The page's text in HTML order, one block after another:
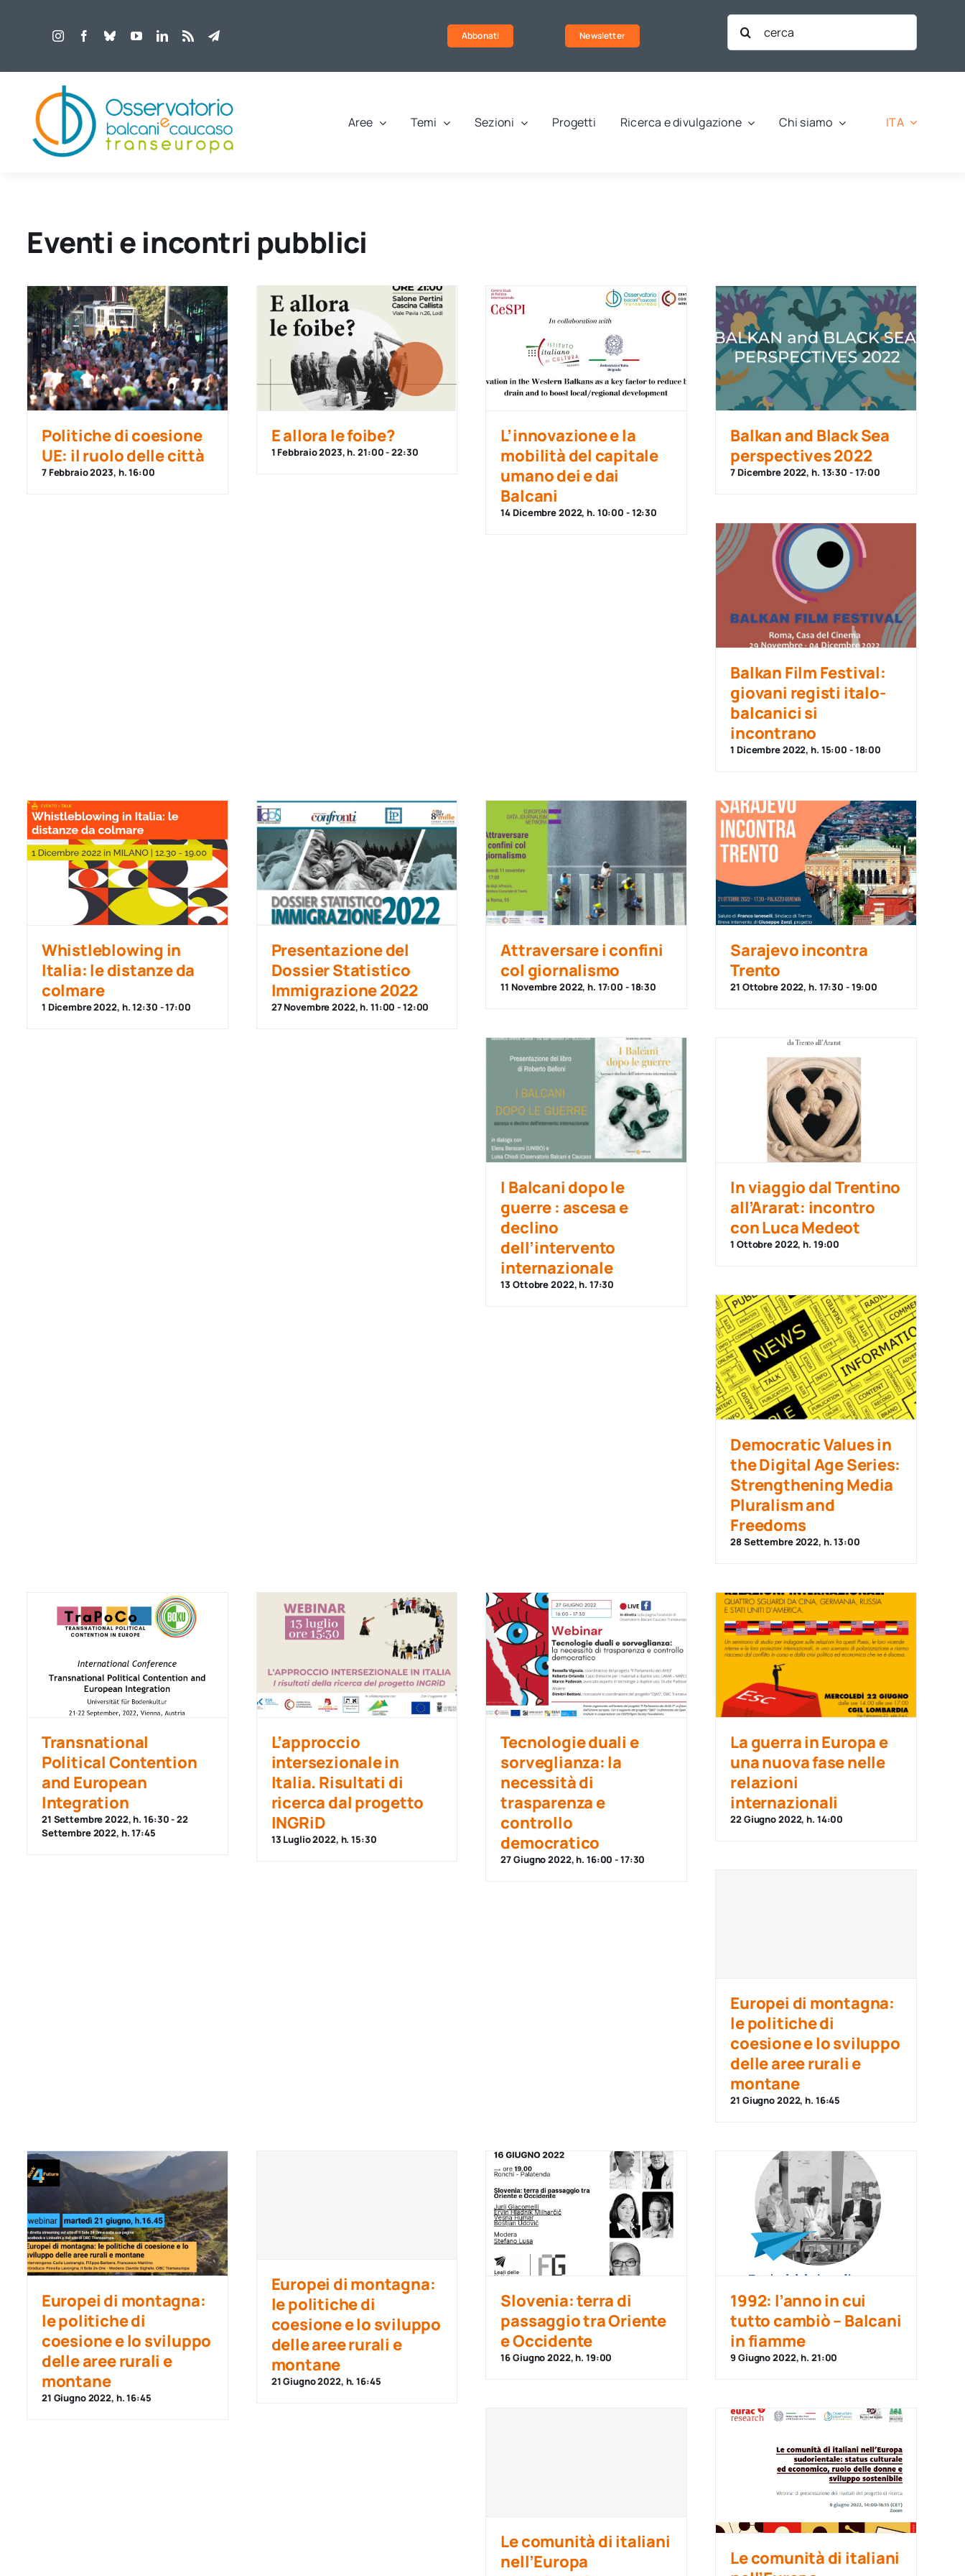
Abbonati Newsletter
Cerca
per:
Aree Temi Sezioni Progetti Ricerca e divulgazione Chi siamo ITA
Eventi e incontri pubblici
Politiche di coesione
UE: il ruolo delle città
7 Febbraio 2023, h. 16:00
E allora le foibe?
1 Febbraio 2023, h. 21:00-22:30
L’innovazione e la
mobilità del capitale
umano dei e dai
Balcani
14 Dicembre 2022, h. 10:00 -12:30
Balkan and Black Sea
perspectives 2022
7 Dicembre 2022, h. 13:30 -17:00
Balkan Film Festival:
giovani registi italo-
balcanici si
incontrano
1 Dicembre 2022, h. 15:00 -18:00
Whistleblowing in
Italia: le distanze da
colmare
1 Dicembre 2022, h. 12:30 -17:00
Presentazione del
Dossier Statistico
Immigrazione 2022
27 Novembre 2022, h. 11:00 -12:00
Attraversare i confini
col giornalismo
11 Novembre 2022, h. 17:00 -18:30
Sarajevo incontra
Trento
21 Ottobre 2022, h. 17:30 -19:00
I Balcani dopo le
guerre : ascesa e
declino
dell’intervento
internazionale
13 Ottobre 2022, h. 17:30
In viaggio dal Trentino
all’Ararat: incontro
con Luca Medeot
1 Ottobre 2022, h. 19:00
Democratic Values in
the Digital Age Series:
Strengthening Media
Pluralism and
Freedoms
28 Settembre 2022, h. 13:00
Transnational
Political Contention
and European
Integration
21 Settembre 2022, h. 16:30-22
Settembre 2022, h. 17:45
L’approccio
intersezionale in
Italia. Risultati di
ricerca dal progetto
INGRiD
13 Luglio 2022, h. 15:30
Tecnologie duali e
sorveglianza: la
necessità di
trasparenza e
controllo
democratico
27 Giugno 2022, h. 16:00 -17:30
La guerra in Europa e
una nuova fase nelle
relazioni
internazionali
22 Giugno 2022, h. 14:00
Europei di montagna:
le politiche di
coesione e lo sviluppo
delle aree rurali e
montane
21 Giugno 2022, h. 16:45
Europei di montagna:
le politiche di
coesione e lo sviluppo
delle aree rurali e
montane
21 Giugno 2022, h. 16:45
Europei di montagna:
le politiche di
coesione e lo sviluppo
delle aree rurali e
montane
21 Giugno 2022, h. 16:45
Slovenia: terra di
passaggio tra Oriente
e Occidente
16 Giugno 2022, h. 19:00
1992: l’anno in cui
tutto cambiò – Balcani
in fiamme
9 Giugno 2022, h. 21:00
Le comunità di italiani
nell’Europa
Le comunità di italiani